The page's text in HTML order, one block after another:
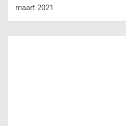
maart 2021